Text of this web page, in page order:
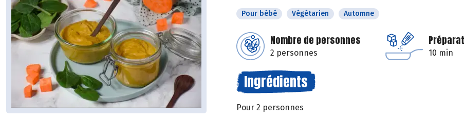
Pour bébé Végétarien Automne
Nombre de personnes
2 personnes 10 min
Ingrédients
Pour 2 personnes